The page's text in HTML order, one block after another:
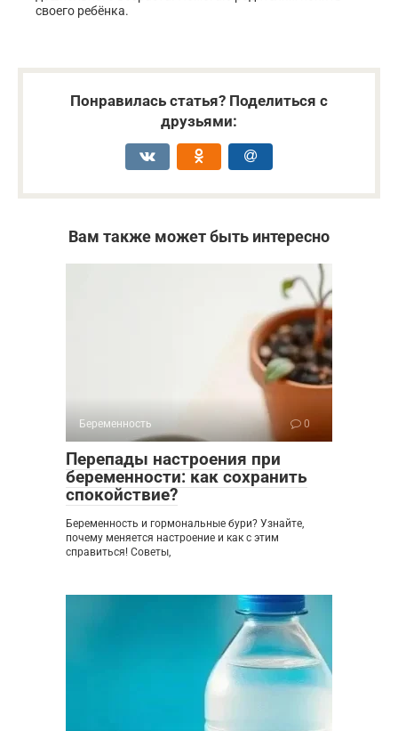
своего ребёнка.
Понравилась статья? Поделиться с
друзьями:
Вам также может быть интересно
Беременность 0
Перепады настроения при
беременности: как сохранить
спокойствие?
Беременность и гормональные бури? Узнайте,
почему меняется настроение и как с этим
справиться! Советы,